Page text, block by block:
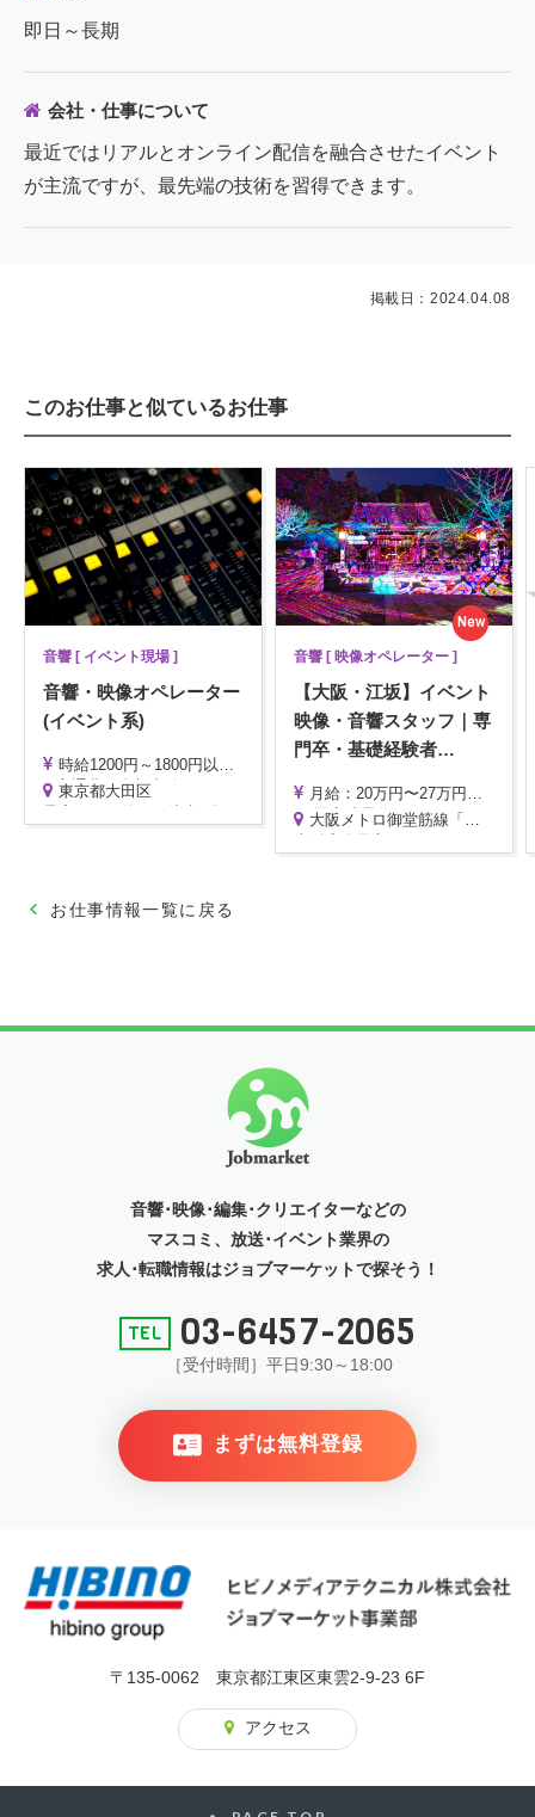
即日～長期
会社・仕事について
最近ではリアルとオンライン配信を融合させたイベント
が主流ですが、最先端の技術を習得できます。
掲載日：2024.04.08
このお仕事と似ているお仕事
音響 [ イベント現場 ]
音響・映像オペレーター
(イベント系)
時給1200円～1800円以上 ※スキル・経験により優遇致します。
※交通費は全額支給
東京都大田区
音響 [ 映像オペレーター ]
【大阪・江坂】イベント
映像・音響スタッフ｜専
門卒・基礎経験者…
月給：20万円〜27万円＋賞与年2回（8月・12月）
※ 固定残業代（14h・18,000円〜）含む／超過分別途支給
※ 昇給年1回あり
大阪メトロ御堂筋線「江坂駅」徒歩5分
New
お仕事情報一覧に戻る
音響･映像･編集･クリエイターなどの
マスコミ、放送･イベント業界の
求人･転職情報はジョブマーケットで探そう！
03-6457-2065
［受付時間］平日9:30～18:00
まずは無料登録
〒135-0062 東京都江東区東雲2-9-23 6F
アクセス